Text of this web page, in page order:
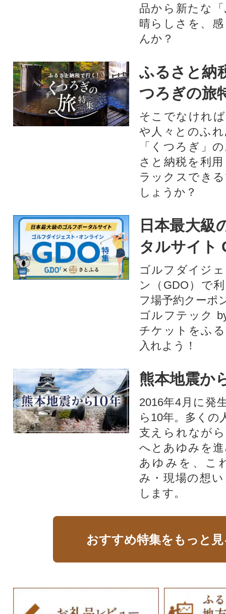
品から新たな
晴らしさを、
んか？
ふるさと納
つろぎの旅
そこでなけれ
や人々とのふ
「くつろぎ」
さと納税を利
ラックスでき
しょうか？
日本最大級
タルサイト
ゴルフダイジ
ン（GDO）で
フ場予約クーポ
ゴルフテック
チケットをふ
入れよう！
熊本地震か
2016年4月に発
ら10年。多くの
支えられなが
へとあゆみを
あゆみを、こ
み・現場の想
します。
おすすめ特集をもっと